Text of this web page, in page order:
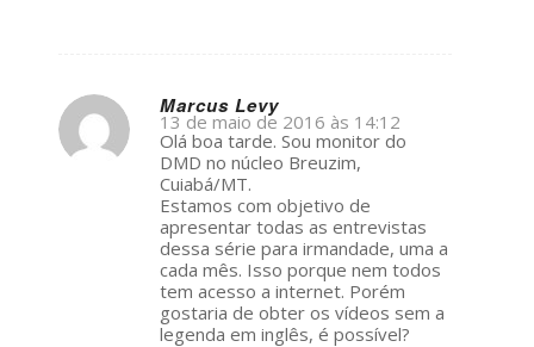
Marcus Levy
s
ays:
13 de maio de 2016 às 14:12
Olá boa tarde. Sou monitor do
DMD no núcleo Breuzim,
Cuiabá/MT.
Estamos com objetivo de
apresentar todas as entrevistas
dessa série para irmandade, uma a
cada mês. Isso porque nem todos
tem acesso a internet. Porém
gostaria de obter os vídeos sem a
legenda em inglês, é possível?